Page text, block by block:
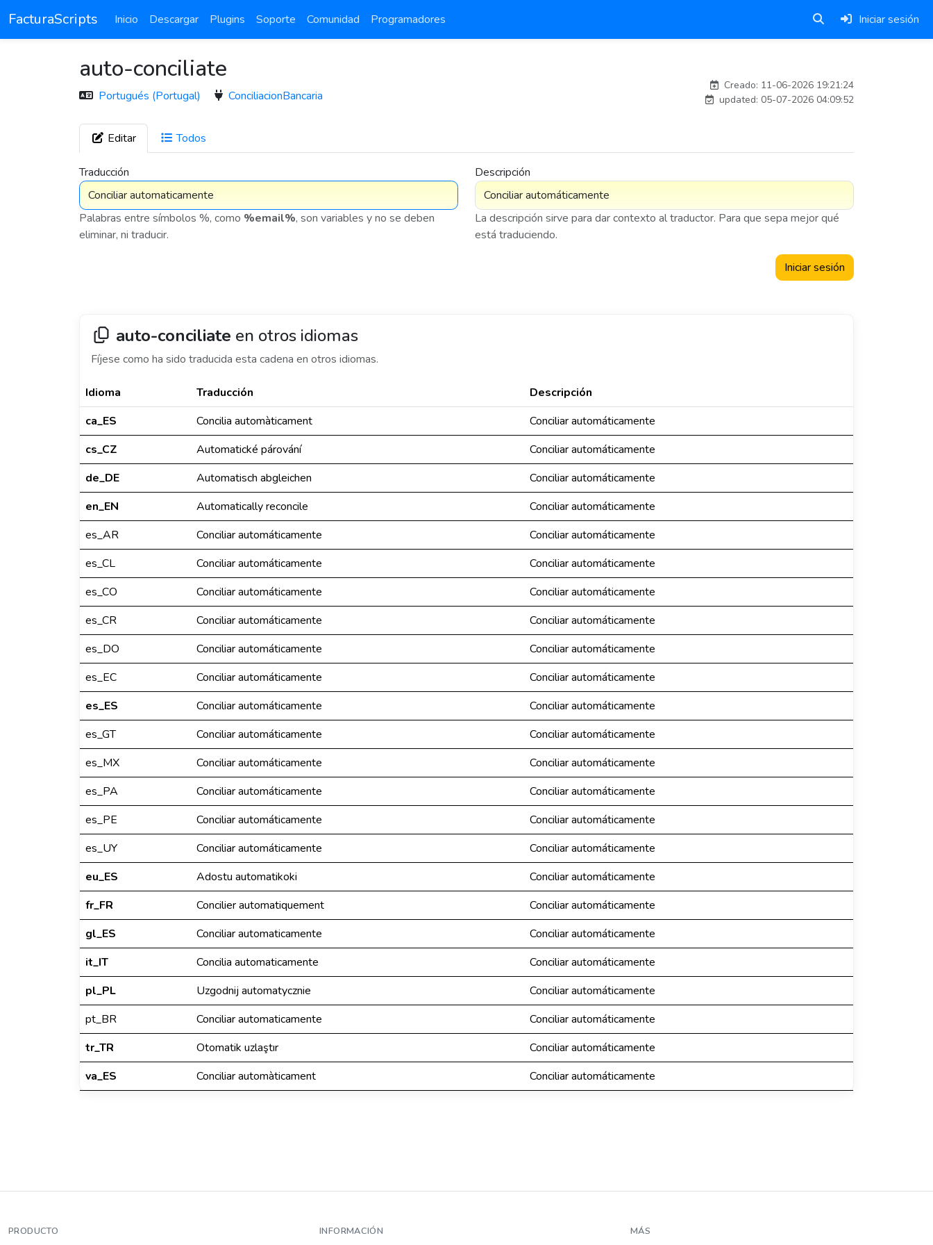
FacturaScripts Inicio Descargar Plugins Soporte Comunidad Programadores Iniciar sesión
auto-conciliate
Portugués (Portugal) ConciliacionBancaria
Creado: 11-06-2026 19:21:24
updated: 05-07-2026 04:09:52
Editar Todos
Traducción
Palabras entre símbolos %, como %email%, son variables y no se deben
eliminar, ni traducir.
Descripción
La descripción sirve para dar contexto al traductor. Para que sepa mejor qué
está traduciendo.
Iniciar sesión
auto-conciliate en otros idiomas
Fíjese como ha sido traducida esta cadena en otros idiomas.
Idioma Traducción
Descripción
ca_ES
Concilia automàticament
Conciliar automáticamente
cs_CZ
Automatické párování
Conciliar automáticamente
de_DE
Automatisch abgleichen
Conciliar automáticamente
en_EN
Automatically reconcile
Conciliar automáticamente
es_AR
Conciliar automáticamente
Conciliar automáticamente
es_CL
Conciliar automáticamente
Conciliar automáticamente
es_CO
Conciliar automáticamente
Conciliar automáticamente
es_CR
Conciliar automáticamente
Conciliar automáticamente
es_DO
Conciliar automáticamente
Conciliar automáticamente
es_EC
Conciliar automáticamente
Conciliar automáticamente
es_ES
Conciliar automáticamente
Conciliar automáticamente
es_GT
Conciliar automáticamente
Conciliar automáticamente
es_MX
Conciliar automáticamente
Conciliar automáticamente
es_PA
Conciliar automáticamente
Conciliar automáticamente
es_PE
Conciliar automáticamente
Conciliar automáticamente
es_UY
Conciliar automáticamente
Conciliar automáticamente
eu_ES
Adostu automatikoki
Conciliar automáticamente
fr_FR
Concilier automatiquement
Conciliar automáticamente
gl_ES
Conciliar automaticamente
Conciliar automáticamente
it_IT
Concilia automaticamente
Conciliar automáticamente
pl_PL
Uzgodnij automatycznie
Conciliar automáticamente
pt_BR
Conciliar automaticamente
Conciliar automáticamente
tr_TR
Otomatik uzlaştır
Conciliar automáticamente
va_ES
Conciliar automàticament Conciliar automáticamente
PRODUCTO INFORMACIÓN MÁS